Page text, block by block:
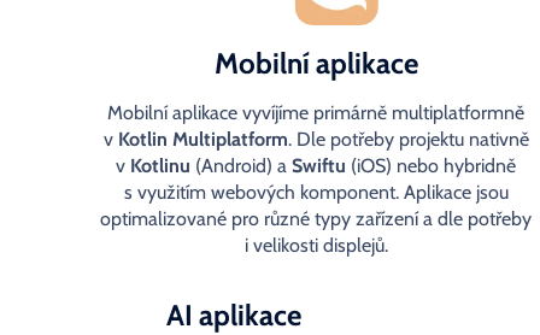
Mobilní aplikace
Mobilní aplikace vyvíjíme primárně multiplatformně
v Kotlin Multiplatform. Dle potřeby projektu nativně
v Kotlinu (Android) a Swiftu (iOS) nebo hybridně
s využitím webových komponent. Aplikace jsou
optimalizované pro různé typy zařízení a dle potřeby
i velikosti displejů.
AI aplikace